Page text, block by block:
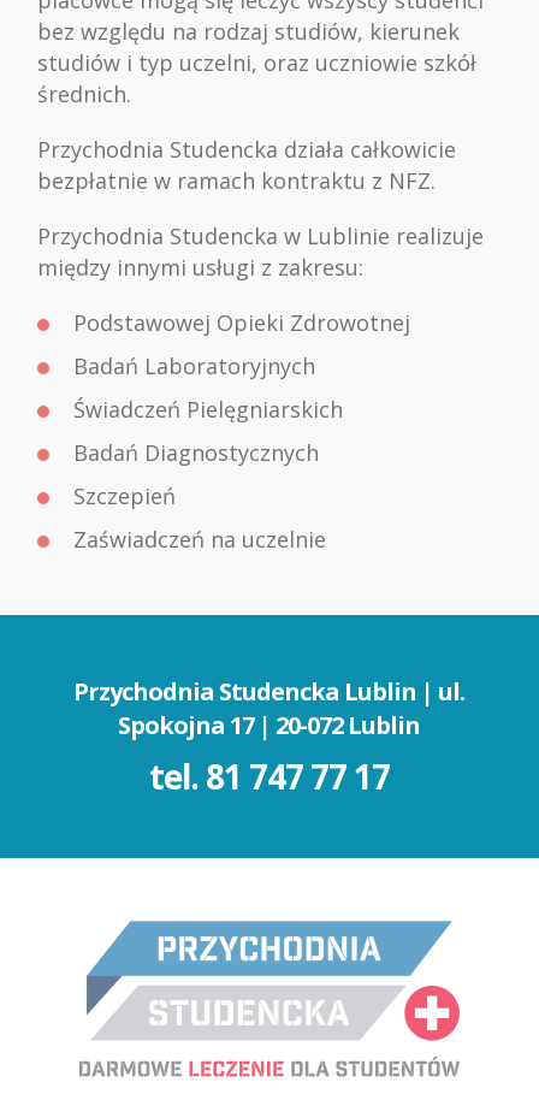
bez względu na rodzaj studiów, kierunek
studiów i typ uczelni, oraz uczniowie szkół
średnich.
Przychodnia Studencka działa całkowicie
bezpłatnie w ramach kontraktu z NFZ.
Przychodnia Studencka w Lublinie realizuje
między innymi usługi z zakresu:
Podstawowej Opieki Zdrowotnej
Badań Laboratoryjnych
Świadczeń Pielęgniarskich
Badań Diagnostycznych
Szczepień
Zaświadczeń na uczelnie
Przychodnia Studencka Lublin | ul.
Spokojna 17 | 20-072 Lublin
tel.81 747 77 17